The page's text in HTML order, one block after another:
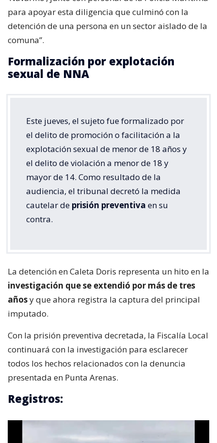
para apoyar esta diligencia que culminó con la
detención de una persona en un sector aislado de la
comuna”.
Formalización por explotación
sexual de NNA
Este jueves, el sujeto fue formalizado por
el delito de promoción o facilitación a la
explotación sexual de menor de 18 años y
el delito de violación a menor de 18 y
mayor de 14. Como resultado de la
audiencia, el tribunal decretó la medida
cautelar de prisión preventiva en su
contra.
La detención en Caleta Doris representa un hito en la
investigación que se extendió por más de tres
añosy que ahora registra la captura del principal
imputado.
Con la prisión preventiva decretada, la Fiscalía Local
continuará con la investigación para esclarecer
todos los hechos relacionados con la denuncia
presentada en Punta Arenas.
Registros: